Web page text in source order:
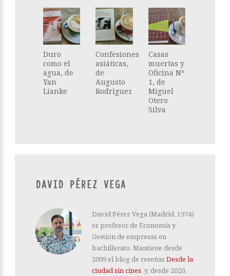
Duro
como el
agua, de
Yan
Lianke
Confesiones
asiáticas,
de
Augusto
Rodríguez
Casas
muertas y
Oficina Nº
1, de
Miguel
Otero
Silva
DAVID PÉREZ VEGA
David Pérez Vega (Madrid, 1974)
es profesor de Economía y
Gestión de empresas en
bachillerato. Mantiene desde
2009 el blog de reseñas Desde la
ciudad sin cines, y, desde 2020,